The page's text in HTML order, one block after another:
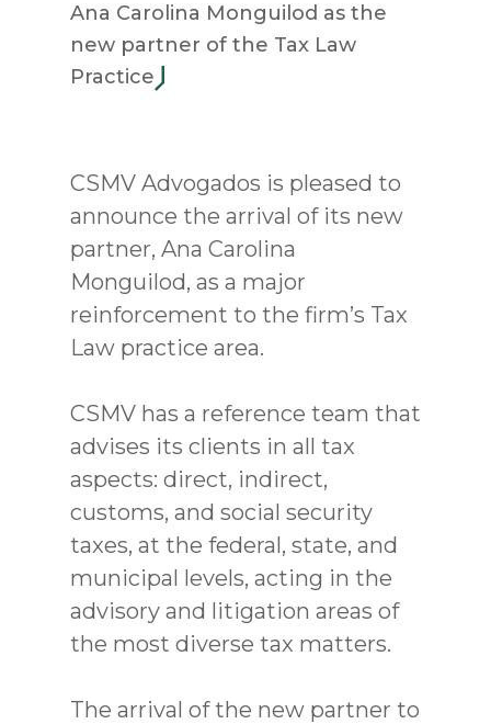
Ana Carolina Monguilod as the
new partner of the Tax Law
Practice
CSMV Advogados is pleased to
announce the arrival of its new
partner, Ana Carolina
Monguilod, as a major
reinforcement to the firm’s Tax
Law practice area.
CSMV has a reference team that
advises its clients in all tax
aspects: direct, indirect,
customs, and social security
taxes, at the federal, state, and
municipal levels, acting in the
advisory and litigation areas of
the most diverse tax matters.
The arrival of the new partner to